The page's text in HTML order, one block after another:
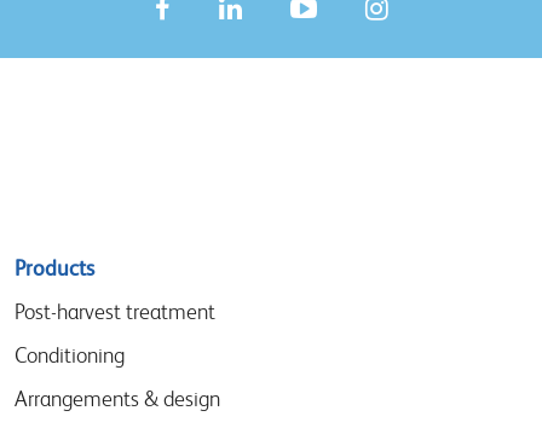
Sitemap
menu
Products
Post-harvest treatment
Conditioning
Arrangements & design